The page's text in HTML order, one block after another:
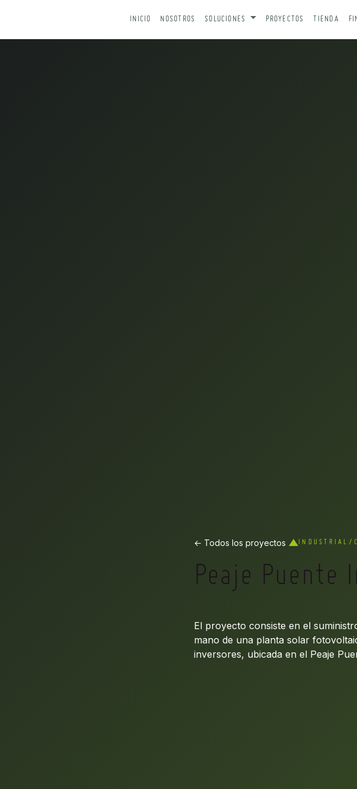
INICIO NOSOTROS SOLUCIONES PROYECTOS TIENDA
← Todos los proyectos INDUSTRIAL/
Peaje Puente
El proyecto consiste en el
mano de una planta solar
inversores, ubicada en el Peaje